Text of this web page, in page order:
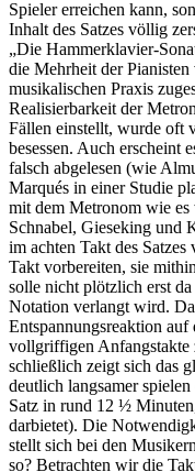
Spieler erreichen kann,
Inhalt des Satzes völlig
„Die Hammerklavier-
die Mehrheit der
musikalischen Praxis
Realisierbarkeit der
Fällen einstellt, wurde oft
besessen. Auch erscheint
falsch abgelesen (wie
Marqués in einer Studie
mit dem Metronom wie es
Schnabel, Gieseking und
im achten Takt des
Takt vorbereiten, sie
solle nicht plötzlich erst
Notation verlangt wird.
Entspannungsreaktion
vollgriffigen Anfangstakte
schließlich zeigt sich das
deutlich langsamer
Satz in rund 12 ½
darbietet). Die
stellt sich bei den
so? Betrachten wir die